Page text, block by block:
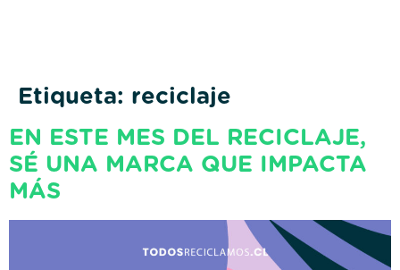
Etiqueta: reciclaje
EN ESTE MES DEL RECICLAJE,
SÉ UNA MARCA QUE IMPACTA
MÁS